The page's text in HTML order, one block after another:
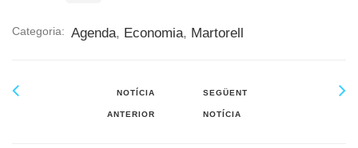
Categoria: Agenda, Economia, Martorell
NOTÍCIA
ANTERIOR
SEGÜENT
NOTÍCIA